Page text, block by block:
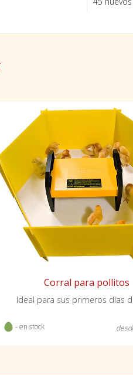
Corral para pollitos
Ideal para sus primeros días
- en stock